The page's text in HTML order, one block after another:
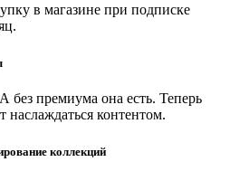
в магазине при подписке
без премиума она есть. Теперь
наслаждаться контентом.
коллекций